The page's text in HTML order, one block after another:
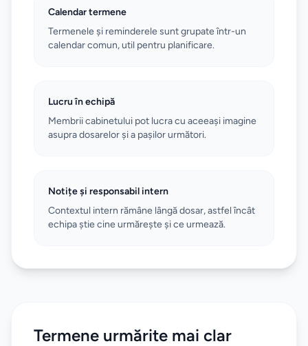
Calendar termene
Termenele și reminderele sunt grupate într-un
calendar comun, util pentru planificare.
Lucru în echipă
Membrii cabinetului pot lucra cu aceeași imagine
asupra dosarelor și a pașilor următori.
Notițe și responsabil intern
Contextul intern rămâne lângă dosar, astfel încât
echipa știe cine urmărește și ce urmează.
Termene urmărite mai clar